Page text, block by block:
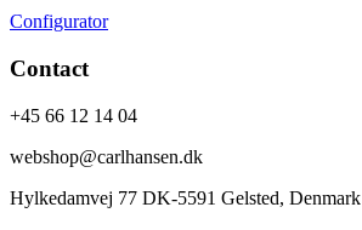
Configurator
Contact
+45 66 12 14 04
webshop@carlhansen.dk
Hylkedamvej 77 DK-5591 Gelsted, Denmark